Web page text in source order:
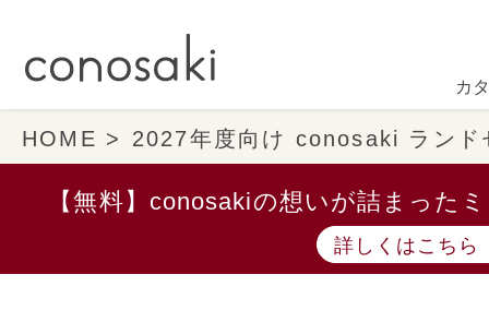
カ
HOME 2027年度向け conosaki ランド
【無料】conosakiの想いが詰まった
詳しくはこちら